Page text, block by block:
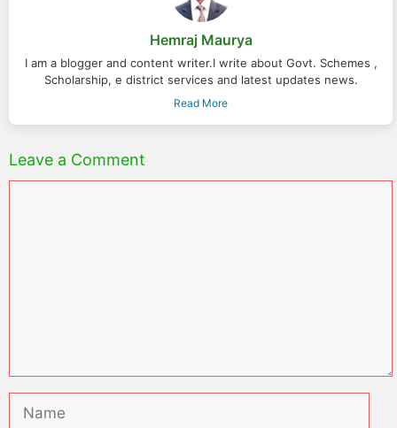
Hemraj Maurya
I am a blogger and content writer.I write about Govt. Schemes ,
Scholarship, e district services and latest updates news.
Read More
Leave a Comment